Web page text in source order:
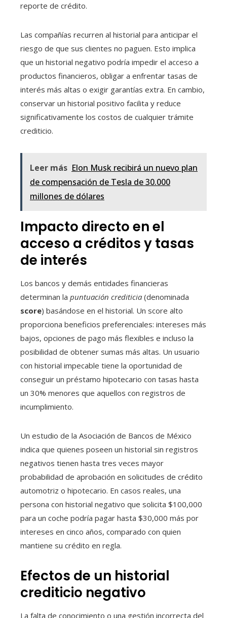
reporte de crédito.
Las compañías recurren al historial para anticipar el
riesgo de que sus clientes no paguen. Esto implica
que un historial negativo podría impedir el acceso a
productos financieros, obligar a enfrentar tasas de
interés más altas o exigir garantías extra. En cambio,
conservar un historial positivo facilita y reduce
significativamente los costos de cualquier trámite
crediticio.
Leer más Elon Musk recibirá un nuevo plan
de compensación de Tesla de 30.000
millones de dólares
Impacto directo en el
acceso a créditos y tasas
de interés
Los bancos y demás entidades financieras
determinan la puntuación crediticia (denominada
score) basándose en el historial. Un score alto
proporciona beneficios preferenciales: intereses más
bajos, opciones de pago más flexibles e incluso la
posibilidad de obtener sumas más altas. Un usuario
con historial impecable tiene la oportunidad de
conseguir un préstamo hipotecario con tasas hasta
un 30% menores que aquellos con registros de
incumplimiento.
Un estudio de la Asociación de Bancos de México
indica que quienes poseen un historial sin registros
negativos tienen hasta tres veces mayor
probabilidad de aprobación en solicitudes de crédito
automotriz o hipotecario. En casos reales, una
persona con historial negativo que solicita $100,000
para un coche podría pagar hasta $30,000 más por
intereses en cinco años, comparado con quien
mantiene su crédito en regla.
Efectos de un historial
crediticio negativo
La falta de conocimiento o una gestión incorrecta del